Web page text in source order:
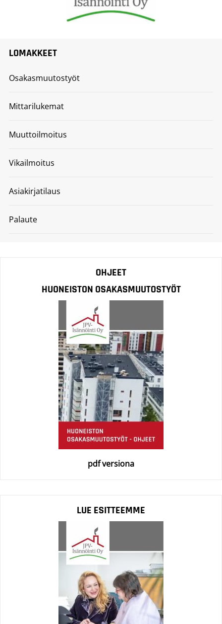
LOMAKKEET
Osakasmuutostyöt
Mittarilukemat
Muuttoilmoitus
Vikailmoitus
Asiakirjatilaus
Palaute
OHJEET
HUONEISTON OSAKASMUUTOSTYÖT
pdf versiona
LUE ESITTEEMME